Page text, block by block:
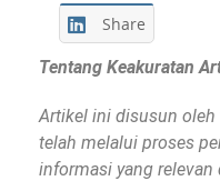
Share
Tentang Keakuratan
Artikel ini disusun
telah melalui proses
informasi yang relevan